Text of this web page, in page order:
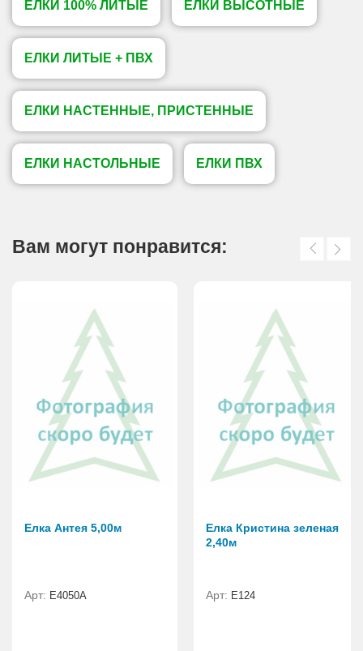
ЕЛКИ 100% ЛИТЫЕ ЕЛКИ ВЫСОТНЫЕ
ЕЛКИ ЛИТЫЕ + ПВХ
ЕЛКИ НАСТЕННЫЕ, ПРИСТЕННЫЕ
ЕЛКИ НАСТОЛЬНЫЕ ЕЛКИ ПВХ
Вам могут понравится:
Елка Антея 5,00м
Арт: E4050A
Елка Кристина зеленая
2,40м
Арт: E124